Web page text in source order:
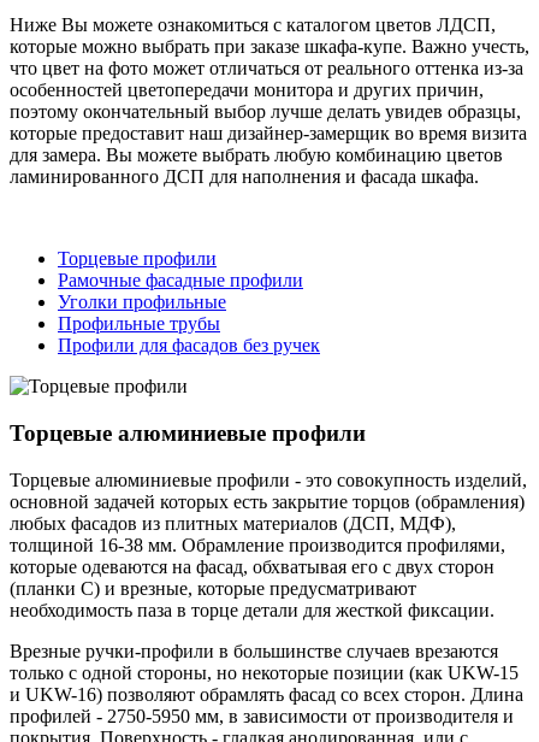
Ниже Вы можете ознакомиться с каталогом цветов ЛДСП,
которые можно выбрать при заказе шкафа-купе. Важно учесть,
что цвет на фото может отличаться от реального оттенка из-за
особенностей цветопередачи монитора и других причин,
поэтому окончательный выбор лучше делать увидев образцы,
которые предоставит наш дизайнер-замерщик во время визита
для замера. Вы можете выбрать любую комбинацию цветов
ламинированного ДСП для наполнения и фасада шкафа.
Торцевые профили
Рамочные фасадные профили
Уголки профильные
Профильные трубы
Профили для фасадов без ручек
Торцевые алюминиевые профили
Торцевые алюминиевые профили - это совокупность изделий,
основной задачей которых есть закрытие торцов (обрамления)
любых фасадов из плитных материалов (ДСП, МДФ),
толщиной 16-38 мм. Обрамление производится профилями,
которые одеваются на фасад, обхватывая его с двух сторон
(планки С) и врезные, которые предусматривают
необходимость паза в торце детали для жесткой фиксации.
Врезные ручки-профили в большинстве случаев врезаются
только с одной стороны, но некоторые позиции (как UKW-15
и UKW-16) позволяют обрамлять фасад со всех сторон. Длина
профилей - 2750-5950 мм, в зависимости от производителя и
покрытия. Поверхность - гладкая анодированная, или с